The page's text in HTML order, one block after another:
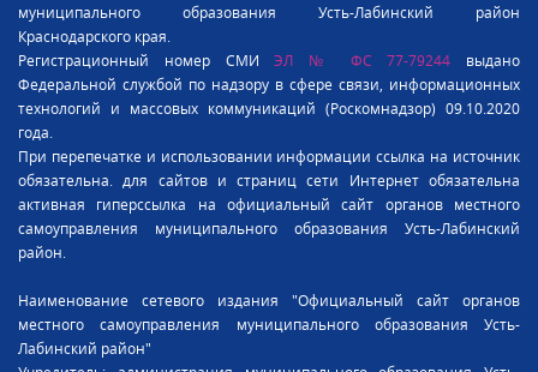
муниципального образования Усть-Лабинский район
Краснодарского края.
Регистрационный номер СМИЭЛ № ФС 77-79244 выдано
Федеральной службой по надзору в сфере связи, информационных
технологий и массовых коммуникаций (Роскомнадзор) 09.10.2020
года.
При перепечатке и использовании информации ссылка на источник
обязательна. для сайтов и страниц сети Интернет обязательна
активная гиперссылка на официальный сайт органов местного
самоуправления муниципального образования Усть-Лабинский
район.
Наименование сетевого издания "Официальный сайт органов
местного самоуправления муниципального образования Усть-
Лабинский район"